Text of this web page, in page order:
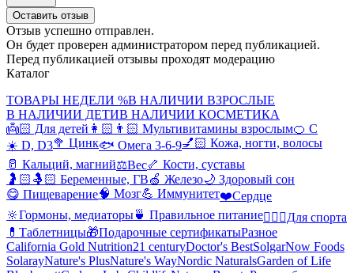
Оставить отзыв
Отзыв успешно отправлен.
Он будет проверен администратором перед публикацией.
Перед публикацией отзывы проходят модерацию
Каталог
ТОВАРЫ НЕДЕЛИ %В НАЛИЧИИ ВЗРОСЛЫЕ
В НАЛИЧИИ ДЕТИВ НАЛИЧИИ КОСМЕТИКА
👼🏻 Для детей 👩🏻👨🏻 Мультивитамины взрослым🍊 С
☀️ D, D3🥦 Цинк🐟 Омега 3-6-9💅🏻 Кожа, ногти, волосы
🥛 Кальций, магний⚖️Вес🦴 Кости, суставы
🤰🏻🤱🏻 Беременные, ГВ🍏 Железо🌙 Здоровый сон
😋 Пищеварение🧠 Мозг💪 Иммунитет❤️Сердце
🔆Гормоны, медиаторы🍵 Правильное питание🤸🏻‍♀️Для спорта
💊Таблетницы🎁Подарочные сертификатыРазное
California Gold Nutrition21 centuryDoctor's BestSolgarNow Foods
SolarayNature's PlusNature's WayNordic NaturalsGarden of Life